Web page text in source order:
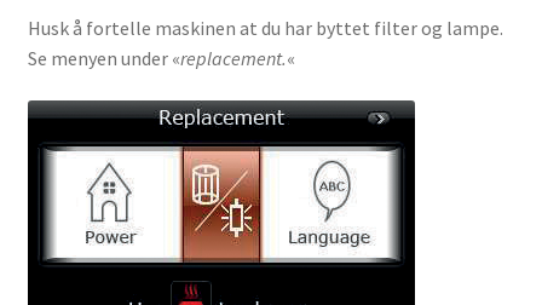
Husk å fortelle maskinen at du har byttet filter og lampe.
Se menyen under «replacement.«